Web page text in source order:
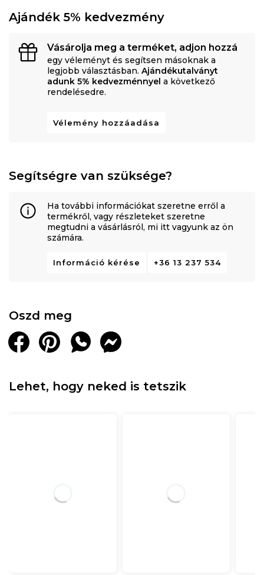
Ajándék 5% kedvezmény
Vásárolja meg a terméket, adjon hozzá
egy véleményt és segítsen másoknak a
legjobb választásban. Ajándékutalványt
adunk 5% kedvezménnyel a következő
rendelésedre.
Vélemény hozzáadása
Segítségre van szüksége?
Ha további információkat szeretne erről a
termékről, vagy részleteket szeretne
megtudni a vásárlásról, mi itt vagyunk az ön
számára.
Információ kérése +36 13 237 534
Oszd meg
Lehet, hogy neked is tetszik